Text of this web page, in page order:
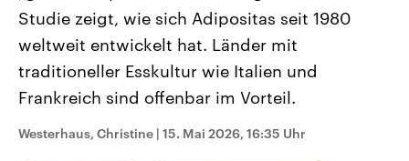
Landtagswahl Sachsen-Anhalt
2026
Alle Informationen
September 2026 einen neuen
Bundesland von einer Koalition aus
CDU, SPD und FDP regiert.-
USA
Aktuelle Beiträge,
Hintergründe
gehören die Vereinigten
mit großem Einfluss auf
aktuelle Weltgeschehen.
Studie zeigt, wie sich Adipositas seit 1980
weltweit entwickelt hat. Länder mit
traditioneller Esskultur wie Italien und
Frankreich sind offenbar im Vorteil.
Westerhaus, Christine | 15. Mai 2026, 16:35 Uhr